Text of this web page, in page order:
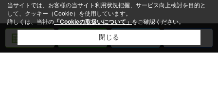
当サイトでは、お客様の当サイト利用状況把握、サービス向上検討を目的と
して、クッキー（Cookie）を使用しています。
詳しくは、当社の「Cookieの取扱いについて」をご確認ください。
閉じる